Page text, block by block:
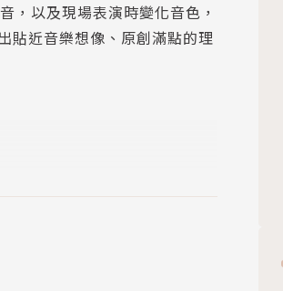
，以及現場表演時變化音色，
貼近音樂想像、原創滿點的理